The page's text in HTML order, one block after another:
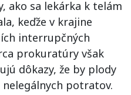
ako sa lekárka k telám
keďže v krajine
interrupčných
prokuratúry však
dôkazy, že by plody
potratov.